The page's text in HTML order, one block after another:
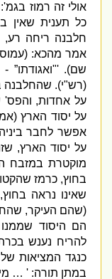
אולי זה רמוז בגמ': 'א
כל תענית שאין
חלבנה ריחה ר ע,
אמר מהכא:
(עמוס ט
שם). '" ואגודתו”-
רש"י).שהחלבנה
על אחדות,והפס'
על יסוד הארץ(
אפשר לחבר ביניהם
על יסוד הארץ,
מוקטרת במזבח
בחוץ,כרמז
שאינו נראה בחוץ,
שהם העיקר,
הם היסוד שממנו
להריח נענש בכרת,
כנגד המציאות של
במתן תורה: ' …